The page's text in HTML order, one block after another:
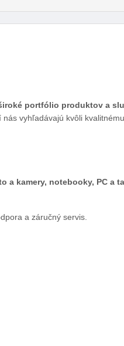
portfólio produktov a
vyhľadávajú kvôli
a kamery, notebooky, PC a
a záručný servis.